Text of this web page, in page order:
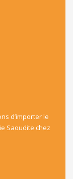
d’importer le
Saoudite chez